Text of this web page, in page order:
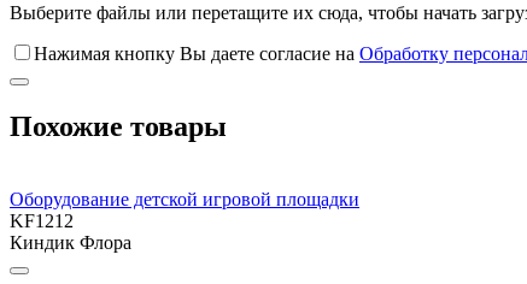
Выберите файлы или перетащите их сюда, чтобы начать
Нажимая кнопку Вы даете согласие на Обработку
Похожие товары
Оборудование детской игровой площадки
KF1212
Киндик Флора